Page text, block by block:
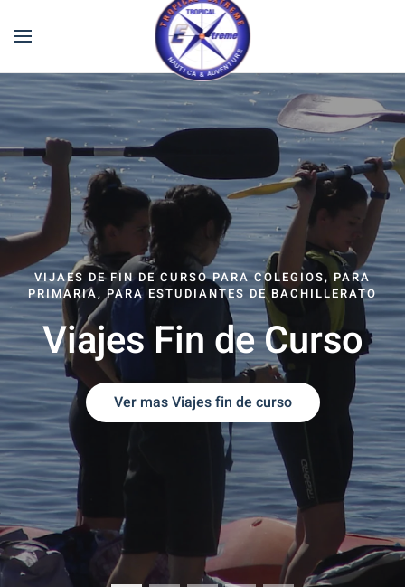
VIJAES DE FIN DE CURSO PARA COLEGIOS, PARA
PRIMARIA, PARA ESTUDIANTES DE BACHILLERATO
Viajes Fin de Curso
Ver mas Viajes fin de curso